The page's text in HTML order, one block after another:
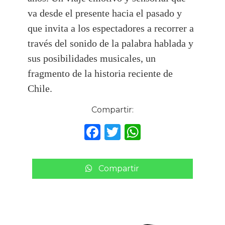
va desde el presente hacia el pasado y
que invita a los espectadores a recorrer a
través del sonido de la palabra hablada y
sus posibilidades musicales, un
fragmento de la historia reciente de
Chile.
Compartir:
F
c
e
T
it
te
W
a
ts
Compartir